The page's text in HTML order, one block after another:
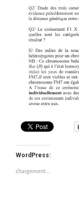
WordPress:
chargement…